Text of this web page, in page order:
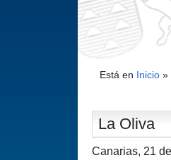
Está en Inicio»
La Oliva
Canarias, 21